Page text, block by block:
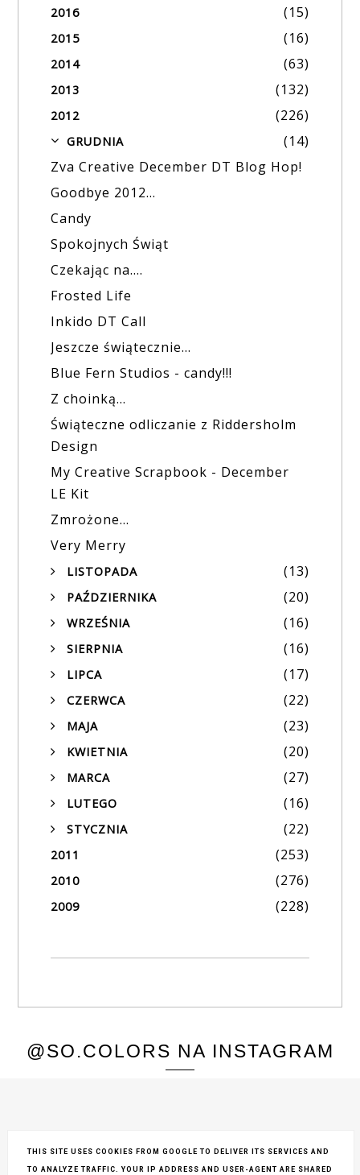
2016 (15)
2015 (16)
2014 (63)
2013 (132)
2012 (226)
▼GRUDNIA
(14)
Zva Creative December DT Blog Hop!
Goodbye 2012...
Candy
Spokojnych Świąt
Czekając na....
Frosted Life
Inkido DT Call
Jeszcze świątecznie...
Blue Fern Studios - candy!!!
Z choinką...
Świąteczne odliczanie z Riddersholm
Design
My Creative Scrapbook - December
LE Kit
Zmrożone...
Very Merry
►LISTOPADA (13)
►PAŹDZIERNIKA (20)
►WRZEŚNIA (16)
►SIERPNIA (16)
►LIPCA (17)
►CZERWCA (22)
►MAJA (23)
►KWIETNIA (20)
►MARCA (27)
►LUTEGO (16)
►STYCZNIA (22)
2011 (253)
2010 (276)
2009 (228)
@SO.COLORS NA INSTAGRAM
COPYRIGHT ©SO COLORS, BLOGGER BLOG DESIGN:
THIS SITE USES COOKIES FROM GOOGLE TO DELIVER ITS SERVICES AND
TO ANALYZE TRAFFIC. YOUR IP ADDRESS AND USER-AGENT ARE SHARED